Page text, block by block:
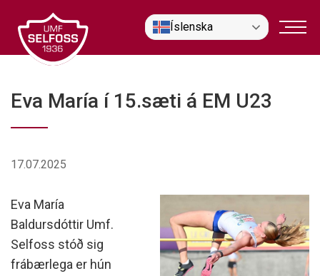
efni
Íslenska
Eva María í 15.sæti á EM U23
17.07.2025
Eva María
Baldursdóttir Umf.
Selfoss stóð sig
frábærlega er hún